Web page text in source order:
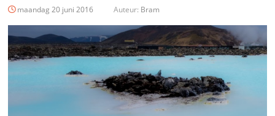
maandag 20 juni 2016 Auteur: Bram